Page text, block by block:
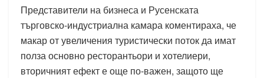
Представители на бизнеса и Русенската
търговско-индустриална камара коментираха, че
макар от увеличения туристически поток да имат
полза основно ресторантьори и хотелиери,
вторичният ефект е още по-важен, защото ще